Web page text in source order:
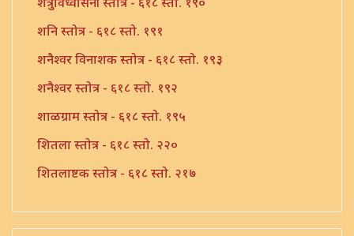
शनि स्तोत्र - ६१८ स्तो. १९१
शनैश्वर विनाशक स्तोत्र - ६१८ स्तो. १९३
शनैश्वर स्तोत्र - ६१८ स्तो. १९२
शाळग्राम स्तोत्र - ६१८ स्तो. १९५
शितला स्तोत्र - ६१८ स्तो. २२०
शितलाष्टक स्तोत्र - ६१८ स्तो. २१७
शिव नामावली - ६१८ स्तो. ३९०